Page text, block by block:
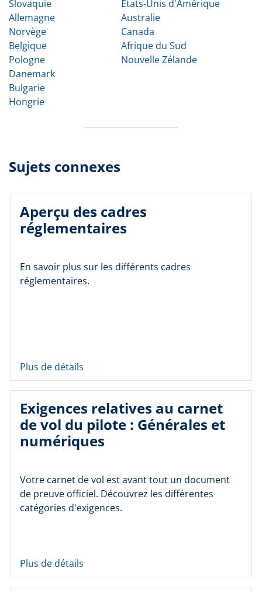
Slovaquie
Allemagne
Norvège
Belgique
Pologne
Danemark
Bulgarie
Hongrie
États-Unis d'Amérique
Australie
Canada
Afrique du Sud
Nouvelle Zélande
Sujets connexes
Aperçu des cadres
réglementaires
En savoir plus sur les différents cadres
réglementaires.
Plus de détails
Exigences relatives au carnet
de vol du pilote : Générales et
numériques
Votre carnet de vol est avant tout un document
de preuve officiel. Découvrez les différentes
catégories d'exigences.
Plus de détails